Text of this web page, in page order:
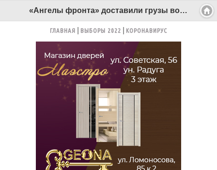
«Ангелы фронта» доставили грузы военным медикам и морским пехотинцам - Беломорканал Северодвинск tv29.ru
ГЛАВНАЯ ВЫБОРЫ 2022 КОРОНАВИРУС